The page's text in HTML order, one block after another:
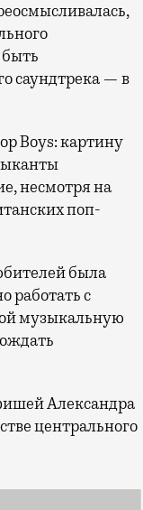
саундтрека — в
Boys: картину
несмотря на
поп-
была
работать с
музыкальную
Александра
центрального